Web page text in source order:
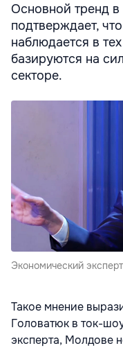
Основной тренд
подтверждает,
наблюдается в
базируются на
секторе.
Экономический
Такое мнение
Головатюк в ток-
эксперта, Молдове